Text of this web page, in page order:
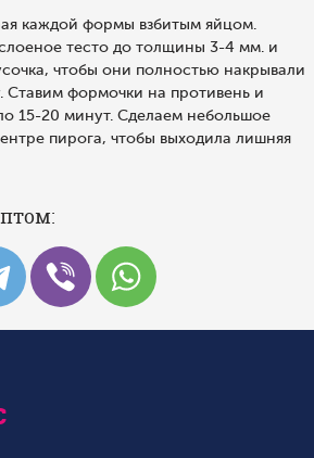
каждой формы взбитым яйцом.
тесто до толщины 3-4 мм. и
чтобы они полностью накрывали
Ставим формочки на противень и
15-20 минут. Сделаем небольшое
пирога, чтобы выходила лишняя